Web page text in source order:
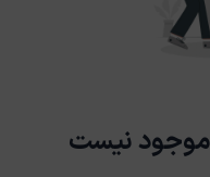
موجود نیست